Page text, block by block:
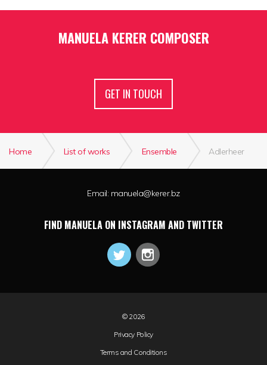
MANUELA KERER COMPOSER
GET IN TOUCH
Home List of works Ensemble Adlerheer
Email: manuela@kerer.bz
FIND MANUELA ON INSTAGRAM AND TWITTER
© 2026
Privacy Policy
Terms and Conditions